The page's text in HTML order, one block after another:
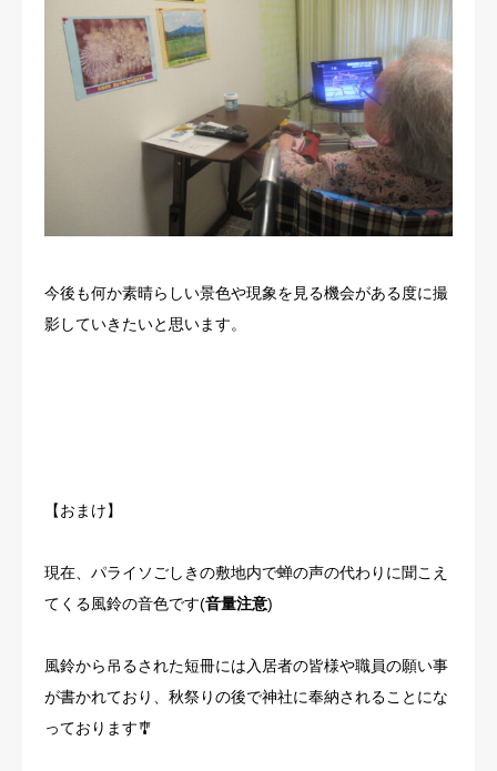
今後も何か素晴らしい景色や現象を見る機会がある度に撮
影していきたいと思います。
【おまけ】
現在、パライソごしきの敷地内で蝉の声の代わりに聞こえ
てくる風鈴の音色です(音量注意)
風鈴から吊るされた短冊には入居者の皆様や職員の願い事
が書かれており、秋祭りの後で神社に奉納されることにな
っております🎐